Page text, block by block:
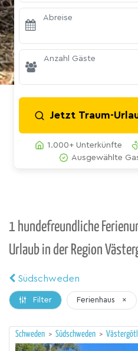
Abreise
Anzahl Gäste
Jetzt Traum-
1.000+ Unterkünfte
Ausgewählte
1 hundefreundliche
Urlaub in der Region
Südschweden
Filter Ferienhaus ×
Schweden > Südschweden >